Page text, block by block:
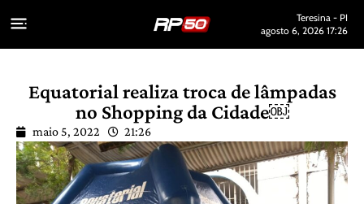
Teresina - PI
agosto 6, 2026 17:26
Equatorial realiza troca de lâmpadas
no Shopping da Cidade￼
maio 5, 2022 21:26